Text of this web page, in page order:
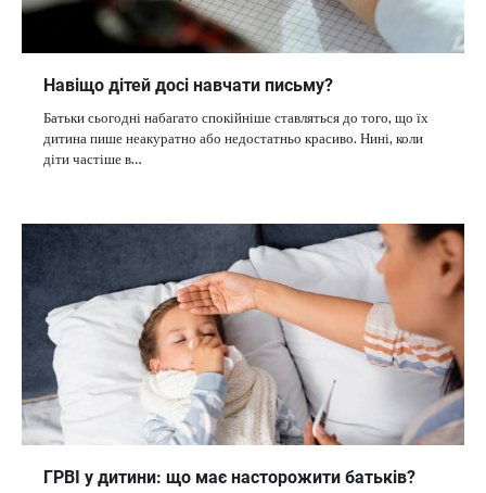
Навіщо дітей досі навчати письму?
Батьки сьогодні набагато спокійніше ставляться до того, що їх
дитина пише неакуратно або недостатньо красиво. Нині, коли
діти частіше в…
ГРВІ у дитини: що має насторожити батьків?